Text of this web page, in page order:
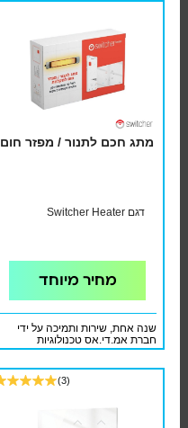
מתג חכם לתנור / מפזר חום
דגם Switcher Heater
מחיר מיוחד
שנה אחת, שירות ותמיכה על ידי
חברת אמ.די.אס טכנולוגיות
אלחוטיות
(3)